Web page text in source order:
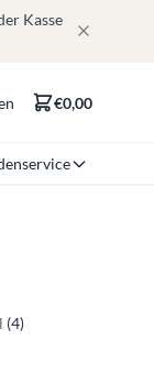
Kasse
€0,00
(4)